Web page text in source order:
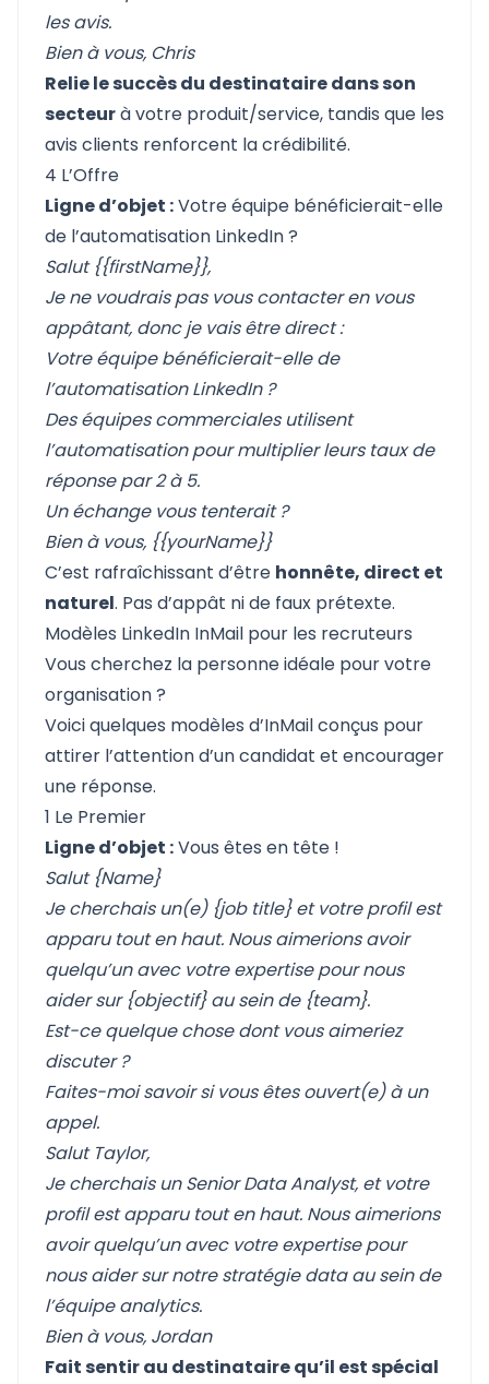
les avis.
Bien à vous, Chris
Relie le succès du destinataire dans son
secteurà votre produit/service, tandis que les
avis clients renforcent la crédibilité.
4 L’Offre
Ligne d’objet :Votre équipe bénéficierait-elle
de l’automatisation LinkedIn ?
Salut {{firstName}},
Je ne voudrais pas vous contacter en vous
appâtant, donc je vais être direct :
Votre équipe bénéficierait-elle de
l’automatisation LinkedIn ?
Des équipes commerciales utilisent
l’automatisation pour multiplier leurs taux de
réponse par 2 à 5.
Un échange vous tenterait ?
Bien à vous, {{yourName}}
C’est rafraîchissant d’être honnête, direct et
naturel. Pas d’appât ni de faux prétexte.
Modèles LinkedIn InMail pour les recruteurs
Vous cherchez la personne idéale pour votre
organisation ?
Voici quelques modèles d’InMail conçus pour
attirer l’attention d’un candidat et encourager
une réponse.
1 Le Premier
Ligne d’objet :Vous êtes en tête !
Salut {Name}
Je cherchais un(e) {job title} et votre profil est
apparu tout en haut. Nous aimerions avoir
quelqu’un avec votre expertise pour nous
aider sur {objectif} au sein de {team}.
Est-ce quelque chose dont vous aimeriez
discuter ?
Faites-moi savoir si vous êtes ouvert(e) à un
appel.
Salut Taylor,
Je cherchais un Senior Data Analyst, et votre
profil est apparu tout en haut. Nous aimerions
avoir quelqu’un avec votre expertise pour
nous aider sur notre stratégie data au sein de
l’équipe analytics.
Bien à vous, Jordan
Fait sentir au destinataire qu’il est spécial